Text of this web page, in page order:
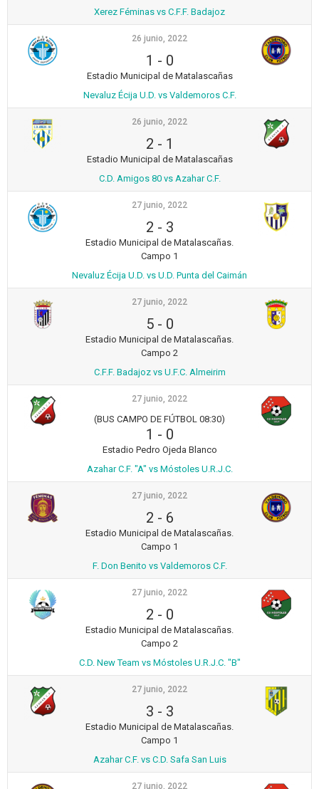
Xerez Féminas vs C.F.F. Badajoz
26 junio, 2022
1 - 0
Estadio Municipal de Matalascañas
Nevaluz Écija U.D. vs Valdemoros C.F.
26 junio, 2022
2 - 1
Estadio Municipal de Matalascañas
C.D. Amigos 80 vs Azahar C.F.
27 junio, 2022
2 - 3
Estadio Municipal de Matalascañas.
Campo 1
Nevaluz Écija U.D. vs U.D. Punta del Caimán
27 junio, 2022
5- 0
Estadio Municipal de Matalascañas.
Campo 2
C.F.F. Badajoz vs U.F.C. Almeirim
27 junio, 2022
(BUS CAMPO DE FÚTBOL 08:30)
1 - 0
Estadio Pedro Ojeda Blanco
Azahar C.F. "A" vs Móstoles U.R.J.C.
27 junio, 2022
2 - 6
Estadio Municipal de Matalascañas.
Campo 1
F. Don Benito vs Valdemoros C.F.
27 junio, 2022
2 - 0
Estadio Municipal de Matalascañas.
Campo 2
C.D. New Team vs Móstoles U.R.J.C. "B"
27 junio, 2022
3 - 3
Estadio Municipal de Matalascañas.
Campo 1
Azahar C.F. vs C.D. Safa San Luis
27 junio, 2022